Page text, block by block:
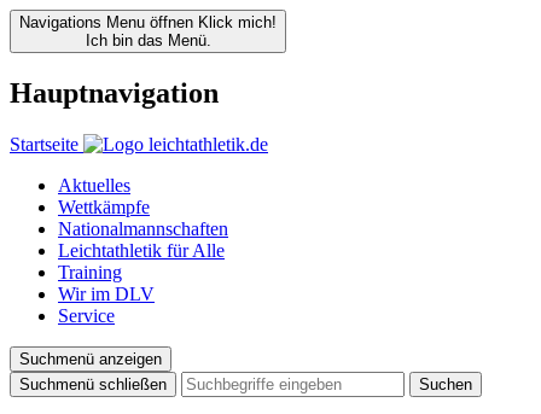
Navigations Menu öffnen Klick mich!
Ich bin das Menü.
Hauptnavigation
Startseite
Aktuelles
Wettkämpfe
Nationalmannschaften
Leichtathletik für Alle
Training
Wir im DLV
Service
Suchmenü anzeigen
Suchmenü schließen
Suchen